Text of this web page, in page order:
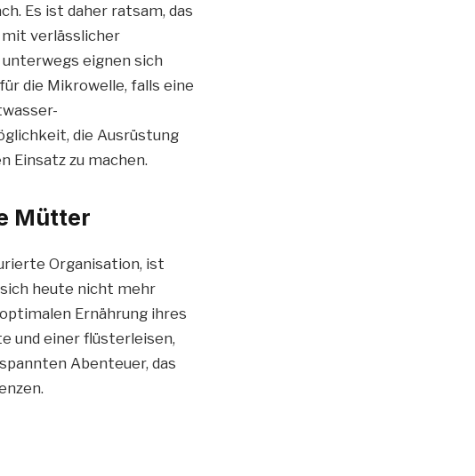
Es ist daher ratsam, das
verlässlicher
eignen sich
die Mikrowelle, falls eine
die Ausrüstung
Einsatz zu machen.
Mütter
Organisation, ist
heute nicht mehr
Ernährung ihres
und einer flüsterleisen,
Abenteuer, das